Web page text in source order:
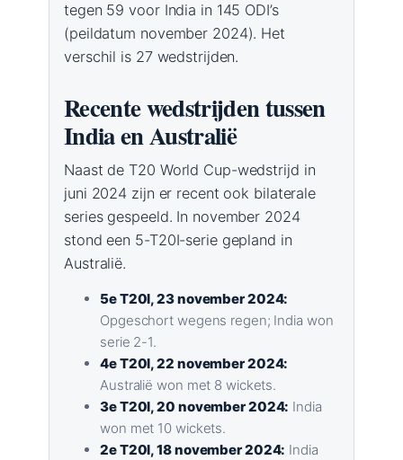
tegen 59 voor India in 145 ODI’s
(peildatum november 2024). Het
verschil is 27 wedstrijden.
Recente wedstrijden tussen
India en Australië
Naast de T20 World Cup-wedstrijd in
juni 2024 zijn er recent ook bilaterale
series gespeeld. In november 2024
stond een 5-T20I-serie gepland in
Australië.
5e T20I, 23 november 2024:
Opgeschort wegens regen; India won
serie 2-1.
4e T20I, 22 november 2024:
Australië won met 8 wickets.
3e T20I, 20 november 2024: India
won met 10 wickets.
2e T20I, 18 november 2024: India